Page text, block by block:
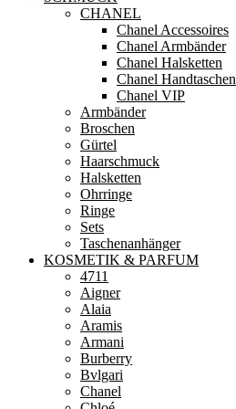
CHANEL
Chanel Accessoires
Chanel Armbänder
Chanel Halsketten
Chanel Handtaschen
Chanel VIP
Armbänder
Broschen
Gürtel
Haarschmuck
Halsketten
Ohrringe
Ringe
Sets
Taschenanhänger
KOSMETIK & PARFUM
4711
Aigner
Alaia
Aramis
Armani
Burberry
Bvlgari
Chanel